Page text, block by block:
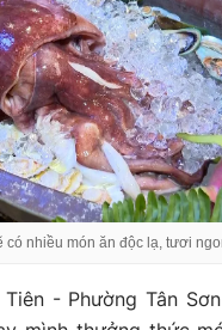
có nhiều món ăn độc lạ, tươi
- Phường Tân